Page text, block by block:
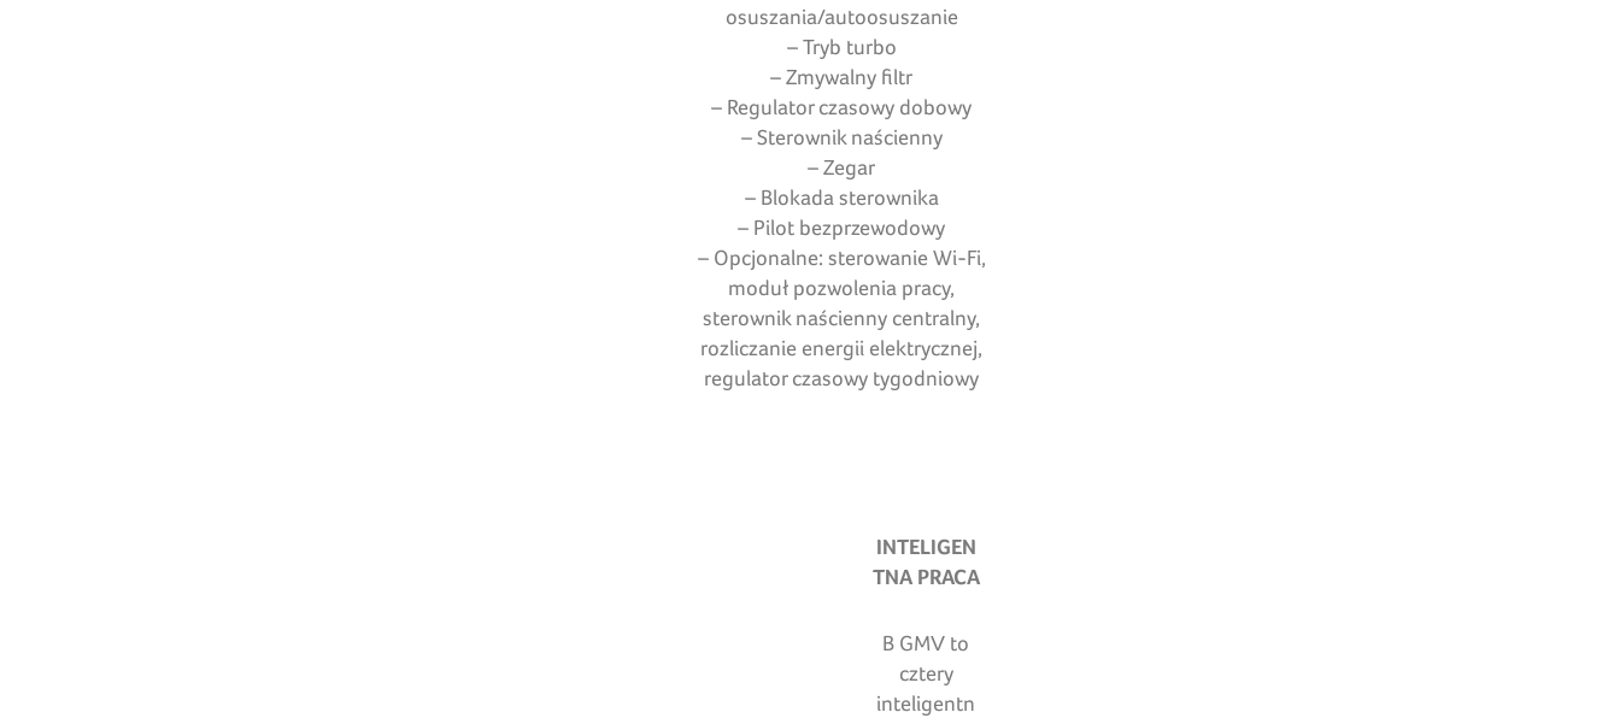
osuszania/autoosuszanie
– Tryb turbo
– Zmywalny filtr
– Regulator czasowy dobowy
– Sterownik naścienny
– Zegar
– Blokada sterownika
– Pilot bezprzewodowy
– Opcjonalne: sterowanie Wi-Fi,
moduł pozwolenia pracy,
sterownik naścienny centralny,
rozliczanie energii elektrycznej,
regulator czasowy tygodniowy
INTELIGEN
TNA PRACA
B GMV to
cztery
inteligentn